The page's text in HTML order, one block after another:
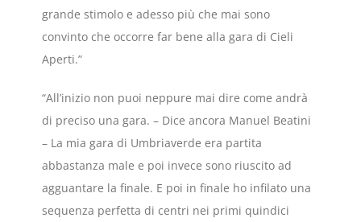
grande stimolo e adesso più che mai sono
convinto che occorre far bene alla gara di Cieli
Aperti.”
“All’inizio non puoi neppure mai dire come andrà
di preciso una gara. – Dice ancora Manuel Beatini
– La mia gara di Umbriaverde era partita
abbastanza male e poi invece sono riuscito ad
agguantare la finale. E poi in finale ho infilato una
sequenza perfetta di centri nei primi quindici